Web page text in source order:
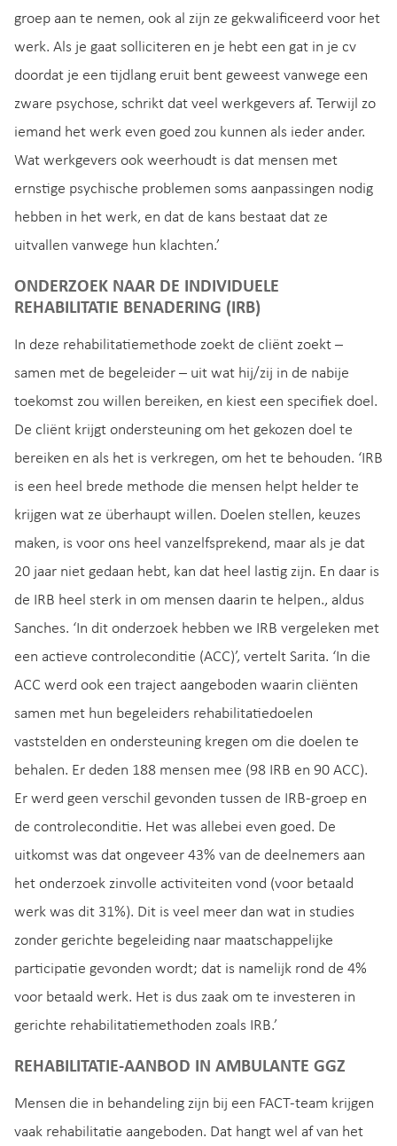
groep aan te nemen, ook al zijn ze gekwalificeerd voor het
werk. Als je gaat solliciteren en je hebt een gat in je cv
doordat je een tijdlang eruit bent geweest vanwege een
zware psychose, schrikt dat veel werkgevers af. Terwijl zo
iemand het werk even goed zou kunnen als ieder ander.
Wat werkgevers ook weerhoudt is dat mensen met
ernstige psychische problemen soms aanpassingen nodig
hebben in het werk, en dat de kans bestaat dat ze
uitvallen vanwege hun klachten.’
ONDERZOEK NAAR DE INDIVIDUELE
REHABILITATIE BENADERING (IRB)
In deze rehabilitatiemethode zoekt de cliënt zoekt –
samen met de begeleider – uit wat hij/zij in de nabije
toekomst zou willen bereiken, en kiest een specifiek doel.
De cliënt krijgt ondersteuning om het gekozen doel te
bereiken en als het is verkregen, om het te behouden. ‘IRB
is een heel brede methode die mensen helpt helder te
krijgen wat ze überhaupt willen. Doelen stellen, keuzes
maken, is voor ons heel vanzelfsprekend, maar als je dat
20 jaar niet gedaan hebt, kan dat heel lastig zijn. En daar is
de IRB heel sterk in om mensen daarin te helpen., aldus
Sanches. ‘In dit onderzoek hebben we IRB vergeleken met
een actieve controleconditie (ACC)’, vertelt Sarita. ‘In die
ACC werd ook een traject aangeboden waarin cliënten
samen met hun begeleiders rehabilitatiedoelen
vaststelden en ondersteuning kregen om die doelen te
behalen. Er deden 188 mensen mee (98 IRB en 90 ACC).
Er werd geen verschil gevonden tussen de IRB-groep en
de controleconditie. Het was allebei even goed. De
uitkomst was dat ongeveer 43% van de deelnemers aan
het onderzoek zinvolle activiteiten vond (voor betaald
werk was dit 31%). Dit is veel meer dan wat in studies
zonder gerichte begeleiding naar maatschappelijke
participatie gevonden wordt; dat is namelijk rond de 4%
voor betaald werk. Het is dus zaak om te investeren in
gerichte rehabilitatiemethoden zoals IRB.’
REHABILITATIE-AANBOD IN AMBULANTE GGZ
Mensen die in behandeling zijn bij een FACT-team krijgen
vaak rehabilitatie aangeboden. Dat hangt wel af van het